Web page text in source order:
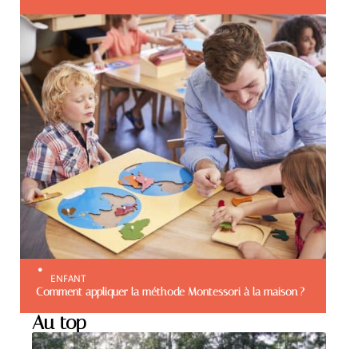
ENFANT
Comment appliquer la méthode Montessori à la maison ?
Au top